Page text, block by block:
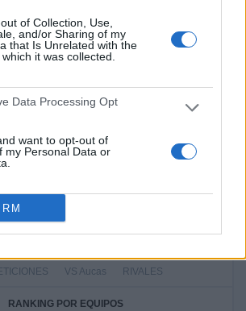
of Collection, Use,
and/or Sharing of my
that Is Unrelated with the
it was collected.
Data Processing Opt
want to opt-out of
my Personal Data or
DÍAS
SIN PARTIDO
GRATUÍTO
partidos en local
partidos de visitante
RIVALES
VS Aucas
RANKING POR EQUIPOS